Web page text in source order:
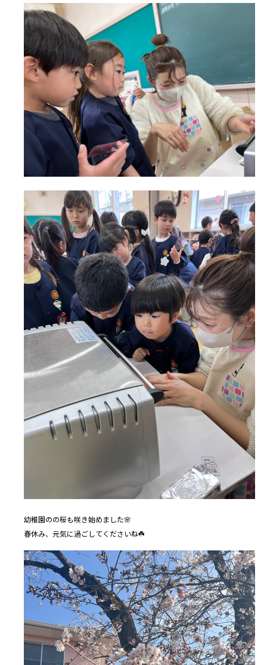
幼稚園のの桜も咲き始めました🌸
春休み、元気に過ごしてくださいね☘️